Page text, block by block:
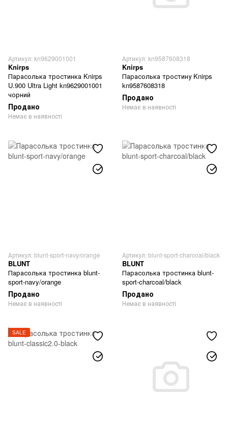
Артикул: kn9629001001
Knirps
Парасолька тростинка Knirps
U.900 Ultra Light kn9629001001
чорний
Продано
Немає в наявності
Артикул: kn9587608318
Knirps
Парасолька тростину Knirps
kn9587608318
Продано
Немає в наявності
Артикул: blunt-sport-navy/orange
BLUNT
Парасолька тростинка blunt-
sport-navy/orange
Продано
Немає в наявності
Артикул: blunt-sport-charcoal/black
BLUNT
Парасолька тростинка blunt-
sport-charcoal/black
Продано
Немає в наявності
SALE